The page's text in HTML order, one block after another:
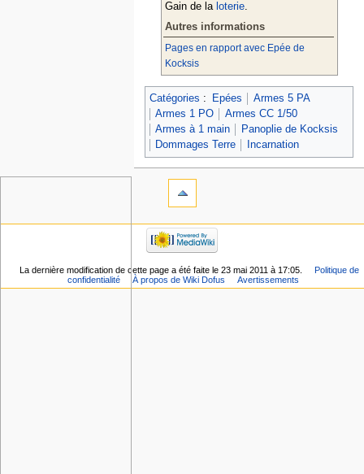
Gain de la loterie.
Autres informations
Pages en rapport avec Epée de
Kocksis
Catégories : Epées
Armes 5 PA
Armes 1 PO
Armes CC 1/50
Armes à 1 main
Panoplie de Kocksis
Dommages Terre
Incarnation
La dernière modification de cette page a été faite le 23 mai 2011 à 17:05.
Politique de
confidentialité
À propos de Wiki Dofus Avertissements